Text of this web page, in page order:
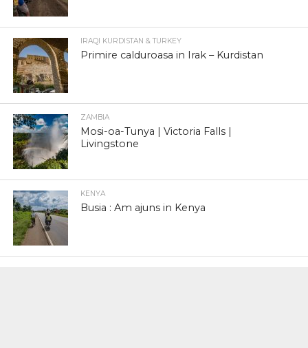
IRAQI KURDISTAN & TURKEY
Primire calduroasa in Irak – Kurdistan
ZAMBIA
Mosi-oa-Tunya | Victoria Falls |
Livingstone
KENYA
Busia : Am ajuns in Kenya